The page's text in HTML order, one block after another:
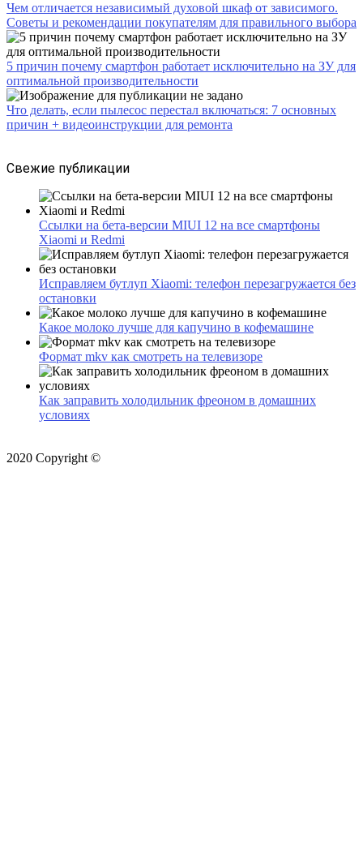
Чем отличается независимый духовой шкаф от зависимого.
Советы и рекомендации покупателям для правильного выбора
5 причин почему смартфон работает исключительно на ЗУ для
оптимальной производительности
Что делать, если пылесос перестал включаться: 7 основных
причин + видеоинструкции для ремонта
Свежие публикации
Ссылки на бета-версии MIUI 12 на все смартфоны
Xiaomi и Redmi
Исправляем бутлуп Xiaomi: телефон перезагружается без
остановки
Какое молоко лучше для капучино в кофемашине
Формат mkv как смотреть на телевизоре
Как заправить холодильник фреоном в домашних
условиях
2020 Copyright ©